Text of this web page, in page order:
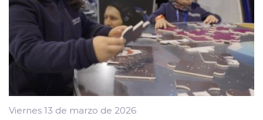
Viernes 13 de marzo de 2026